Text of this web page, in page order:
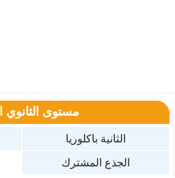
مستوى الثانوي
الثانية باكلوريا
الجذع المشترك